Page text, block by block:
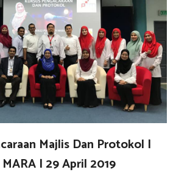
Majlis Dan Protokol |
| 29 April 2019